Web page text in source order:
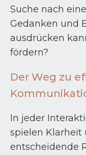
Suche nach
Gedanken und
ausdrücken
fördern?
Der Weg zu
In jeder
spielen Klarheit
entscheidende